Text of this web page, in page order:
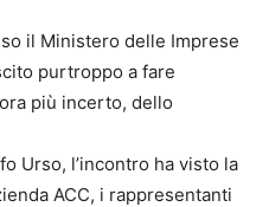
il Ministero delle Imprese
purtroppo a fare
più incerto, dello
Urso, l’incontro ha visto la
ACC, i rappresentanti